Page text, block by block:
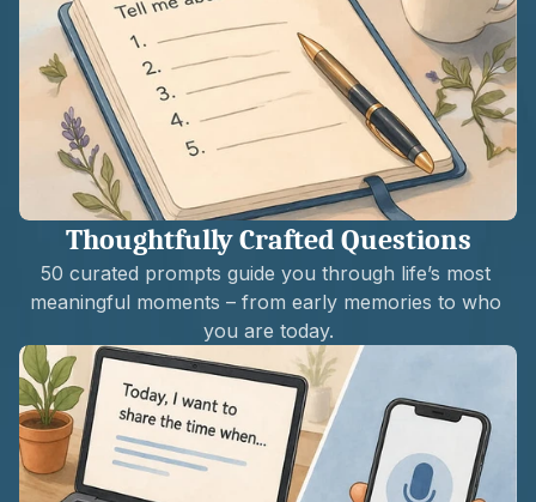
Thoughtfully Crafted Questions
50 curated prompts guide you through life’s most
meaningful moments – from early memories to who
you are today.